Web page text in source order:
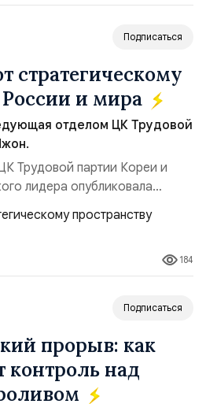
со стороны США стало
Подписаться
России и мира
отделом ЦК Трудовой
Трудовой партии Кореи и
лидера опубликовала
на проведение Токио
запусков крылатых ракет
обманчивую видимость
страны“ и выносит
вооружении на
184
Подписаться
прорыв: как
контроль над